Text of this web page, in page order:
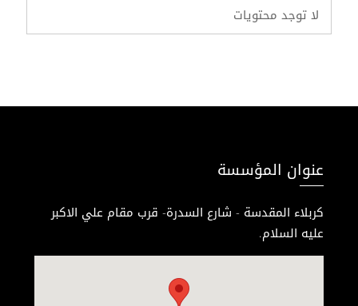
لا توجد محتويات
عنوان المؤسسة
كربلاء المقدسة - شارع السدرة- قرب مقام علي الاكبر
عليه السلام.